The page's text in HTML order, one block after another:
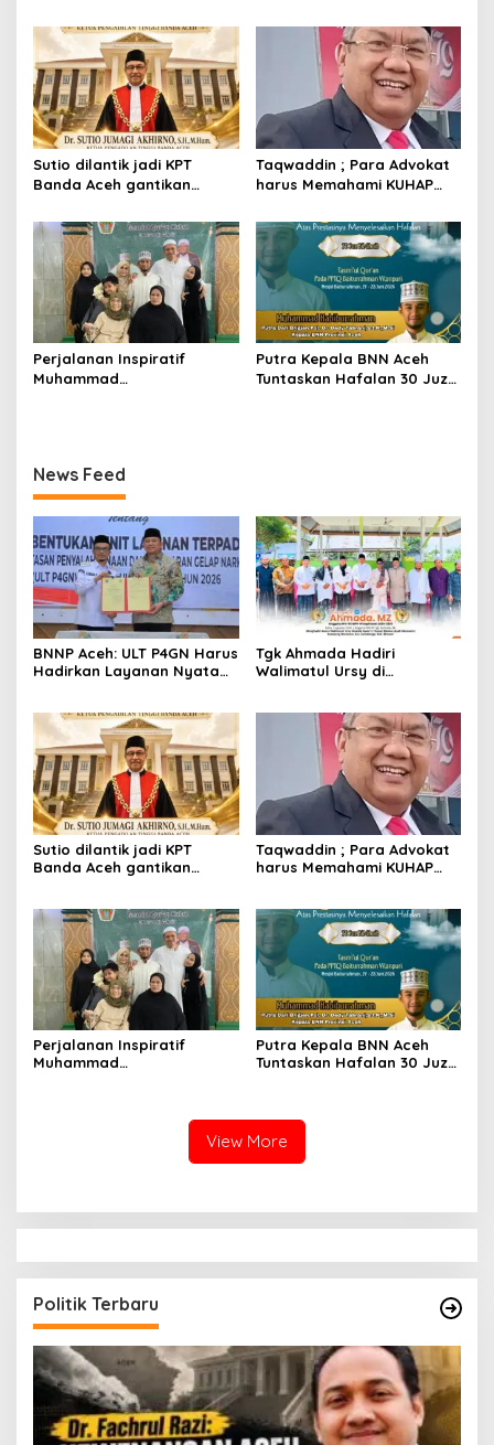
Subulussalam
Silaturahmi dengan
Masyarakat
Sutio dilantik jadi KPT
Banda Aceh gantikan
sebagai KPT Banjarmasin
Taqwaddin ; Para Advokat
harus Memahami KUHAP
Perjalanan Inspiratif
Muhammad
Putra Kepala BNN Aceh
Tuntaskan Hafalan 30 Juz
News Feed
BNNP Aceh: ULT P4GN Harus
Hadirkan Layanan Nyata
Tgk Ahmada Hadiri
Walimatul Ursy di
Masyarakat
Sutio dilantik jadi KPT
Banda Aceh gantikan
Taqwaddin ; Para Advokat
harus Memahami KUHAP
Perjalanan Inspiratif
Muhammad
Malaysia hingga Tasmi’ 30
Putra Kepala BNN Aceh
Tuntaskan Hafalan 30 Juz
View More
Politik Terbaru